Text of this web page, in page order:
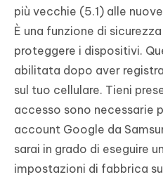
più vecchie (5.1) alle
È una funzione di
proteggere i dispositivi.
abilitata dopo aver
sul tuo cellulare. Tieni
accesso sono necessarie
account Google da
sarai in grado di eseguire
impostazioni di fabbrica